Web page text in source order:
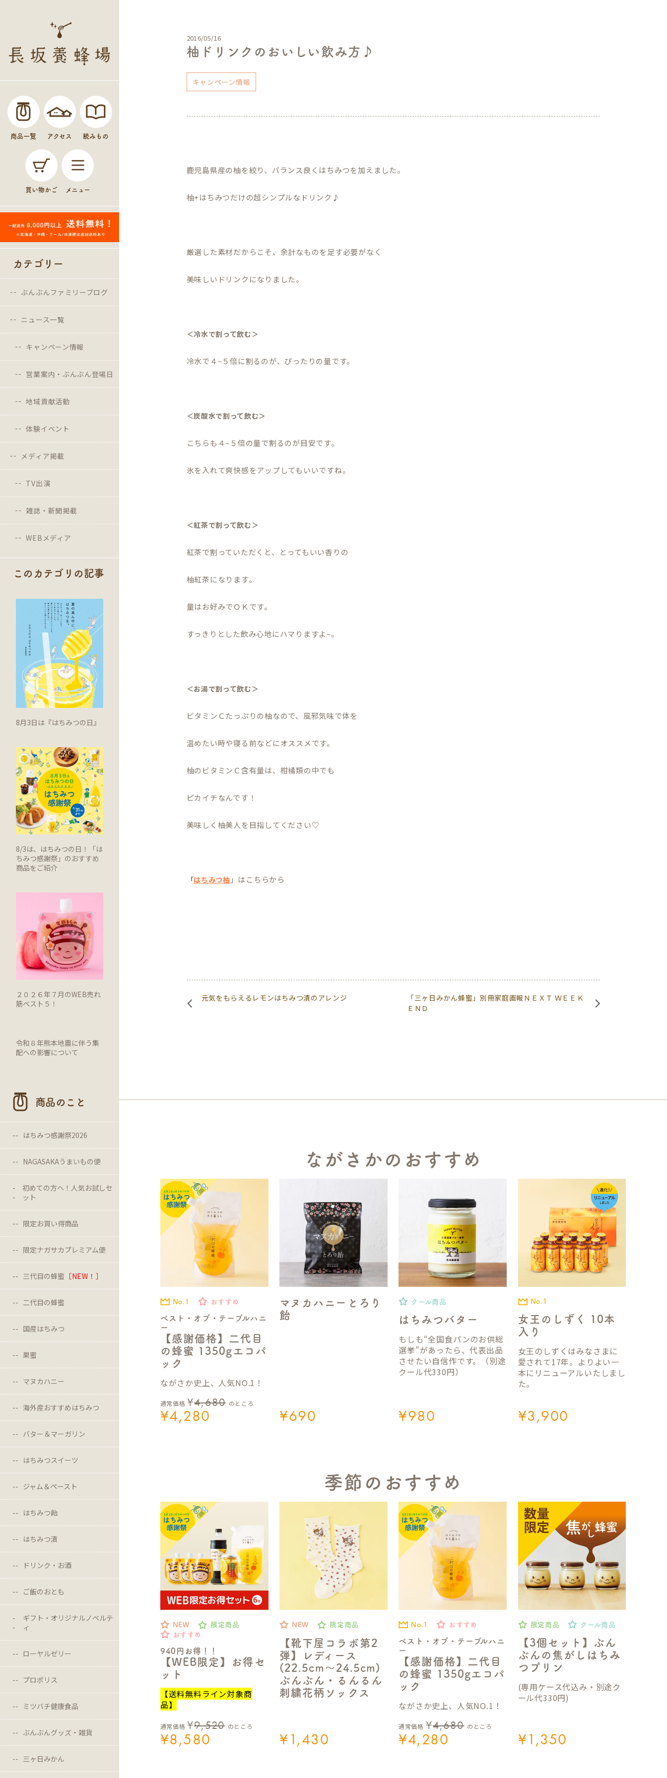
商品一覧 アクセス 読みもの
買い物かご メニュー
カテゴリー
ぶんぶんファミリーブログ
ニュース一覧
キャンペーン情報
営業案内・ぶんぶん登場日
地域貢献活動
体験イベント
メディア掲載
TV出演
雑誌・新聞掲載
WEBメディア
このカテゴリの記事
8月3日は『はちみつの日』
8/3は、はちみつの日！「は
ちみつ感謝祭」のおすすめ
商品をご紹介
２０２６年７月のWEB売れ
筋ベスト５！
令和８年熊本地震に伴う集
配への影響について
商品のこと
はちみつ感謝祭2026
NAGASAKAうまいもの便
初めての方へ！人気お試しセ
ット
限定お買い得商品
限定ナガサカプレミアム便
三代目の蜂蜜 ［NEW！］
二代目の蜂蜜
国産はちみつ
巣蜜
マヌカハニー
海外産おすすめはちみつ
バター＆マーガリン
はちみつスイーツ
ジャム＆ペースト
はちみつ飴
はちみつ漬
ドリンク・お酒
ご飯のおとも
ギフト・オリジナルノベルテ
ィ
ローヤルゼリー
プロポリス
ミツバチ健康食品
ぶんぶんグッズ・雑貨
三ヶ日みかん
2016/05/16
柚ドリンクのおいしい飲み方♪
キャンペーン情報
鹿児島県産の柚を絞り、バランス良くはちみつを加えました。
柚+はちみつだけの超シンプルなドリンク♪
厳選した素材だからこそ、余計なものを足す必要がなく
美味しいドリンクになりました。
＜冷水で割って飲む＞
冷水で４~５倍に割るのが、ぴったりの量です。
＜炭酸水で割って飲む＞
こちらも４~５倍の量で割るのが目安です。
氷を入れて爽快感をアップしてもいいですね。
＜紅茶で割って飲む＞
紅茶で割っていただくと、とってもいい香りの
柚紅茶になります。
量はお好みでＯＫです。
すっきりとした飲み心地にハマりますよ~。
＜お湯で割って飲む＞
ビタミンＣたっぷりの柚なので、風邪気味で体を
温めたい時や寝る前などにオススメです。
柚のビタミンＣ含有量は、柑橘類の中でも
ピカイチなんです！
美味しく柚美人を目指してください♡
「はちみつ柚 」はこちらから
元気をもらえるレモンはちみつ漬のアレンジ
「三ヶ日みかん蜂蜜」別冊家庭画報ＮＥＸＴ ＷＥＥＫ
ＥＮＤ
ながさかのおすすめ
ベスト・オブ・テーブルハニ
ー
【感謝価格】二代目
の蜂蜜 1350gエコパ
ック
No.1 おすすめ
通常価格 ¥4,680 のところ
¥4,280
ながさか史上、人気NO.1！
マヌカハニーとろり
飴
¥690
はちみつバター
クール商品
¥980
もしも“全国食パンのお供総
選挙”があったら、代表出品
させたい自信作です。（別途
クール代330円）
女王のしずく 10本
入り
No.1
¥3,900
女王のしずくはみなさまに
愛されて17年。よりよい一
本にリニューアルいたしまし
た。
季節のおすすめ
940円お得！！
【WEB限定】お得セ
ット
NEW
限定商品
おすすめ
通常価格 ¥9,520 のところ
¥8,580
【送料無料ライン対象商
品】
【靴下屋コラボ第2
弾】レディース
(22.5cm～24.5cm)
ぶんぶん・るんるん
刺繍花柄ソックス
NEW 限定商品
¥1,430
ベスト・オブ・テーブルハニ
ー
【感謝価格】二代目
の蜂蜜 1350gエコパ
ック
No.1 おすすめ
通常価格 ¥4,680 のところ
¥4,280
ながさか史上、人気NO.1！
【3個セット】ぶん
ぶんの焦がしはちみ
つプリン
限定商品 クール商品
¥1,350
(専用ケース代込み・別途ク
ール代330円)